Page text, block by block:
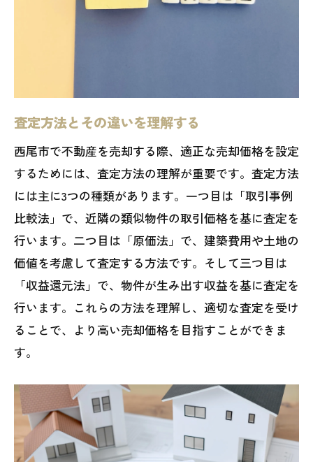
査定方法とその違いを理解する
西尾市で不動産を売却する際、適正な売却価格を設定
するためには、査定方法の理解が重要です。査定方法
には主に3つの種類があります。一つ目は「取引事例
比較法」で、近隣の類似物件の取引価格を基に査定を
行います。二つ目は「原価法」で、建築費用や土地の
価値を考慮して査定する方法です。そして三つ目は
「収益還元法」で、物件が生み出す収益を基に査定を
行います。これらの方法を理解し、適切な査定を受け
ることで、より高い売却価格を目指すことができま
す。